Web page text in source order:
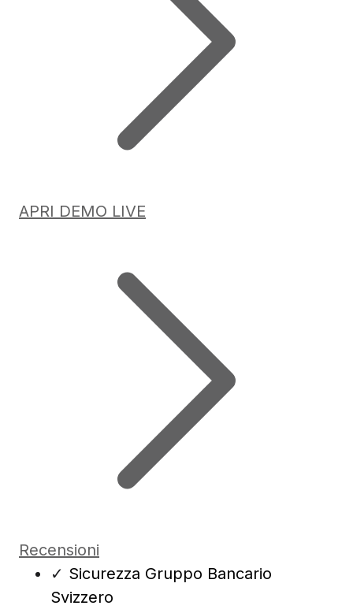
APRI DEMO LIVE
Recensioni
✓ Sicurezza Gruppo Bancario
Svizzero